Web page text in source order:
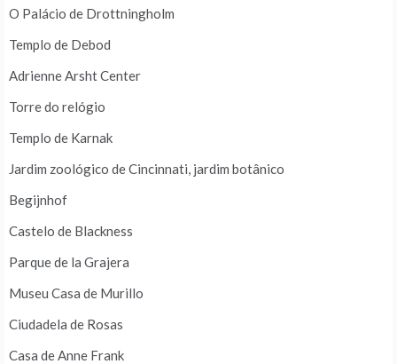
O Palácio de Drottningholm
Templo de Debod
Adrienne Arsht Center
Torre do relógio
Templo de Karnak
Jardim zoológico de Cincinnati, jardim botânico
Begijnhof
Castelo de Blackness
Parque de la Grajera
Museu Casa de Murillo
Ciudadela de Rosas
Casa de Anne Frank